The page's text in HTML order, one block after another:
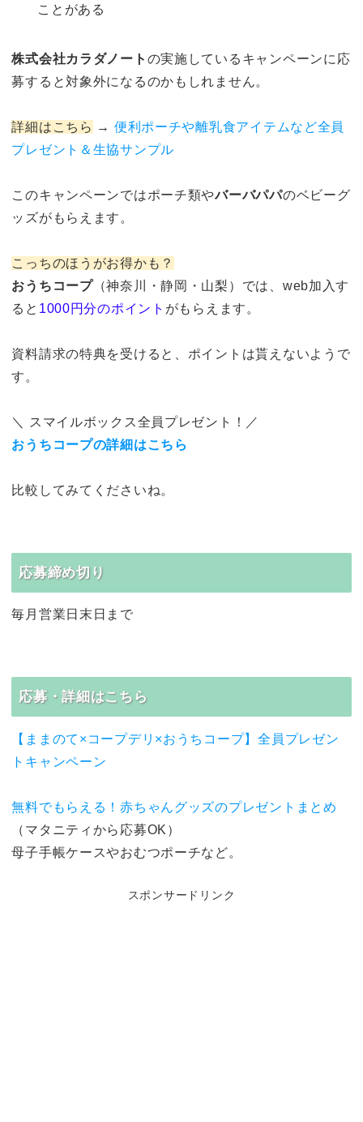
ことがある
株式会社カラダノート の実施しているキャンペーンに応
募すると対象外になるのかもしれません。
詳細はこちら → 便利ポーチや離乳食アイテムなど全員
プレゼント＆生協サンプル
このキャンペーンではポーチ類やバーバパパのベビーグ
ッズがもらえます。
こっちのほうがお得かも？
おうちコープ（神奈川・静岡・山梨）では、web加入す
ると 1000円分のポイント がもらえます。
資料請求の特典を受けると、ポイントは貰えないようで
す。
＼ スマイルボックス全員プレゼント！／
おうちコープの詳細はこちら
比較してみてくださいね。
応募締め切り
毎月営業日末日まで
応募・詳細はこちら
【ままのて×コープデリ×おうちコープ】全員プレゼン
トキャンペーン
無料でもらえる！赤ちゃんグッズのプレゼントまとめ
（マタニティから応募OK）
母子手帳ケースやおむつポーチなど。
スポンサードリンク